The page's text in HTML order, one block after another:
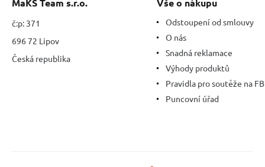
MaKS Team s.r.o.
č:p: 371
696 72 Lipov
Česká republika
Vše o nákupu
Odstoupení od smlouvy
O nás
Snadná reklamace
Výhody produktů
Pravidla pro soutěže na FB
Puncovní úřad